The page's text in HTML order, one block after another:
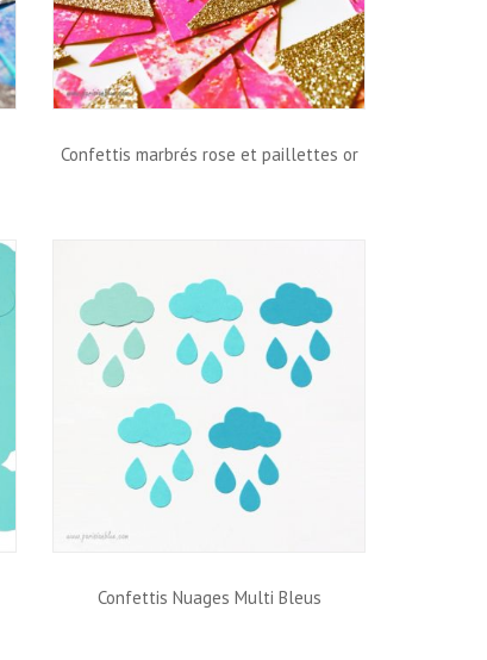
Confettis marbrés rose et paillettes or
Confettis Nuages Multi Bleus